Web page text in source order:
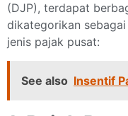
(DJP), terdapat
dikategorikan
jenis pajak pusat:
See also Insentif